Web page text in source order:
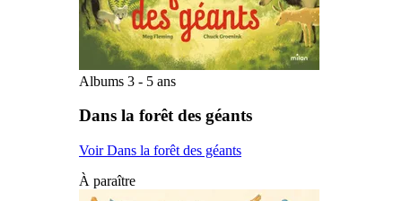
Albums 3 - 5 ans
Dans la forêt des géants
Voir Dans la forêt des géants
À paraître